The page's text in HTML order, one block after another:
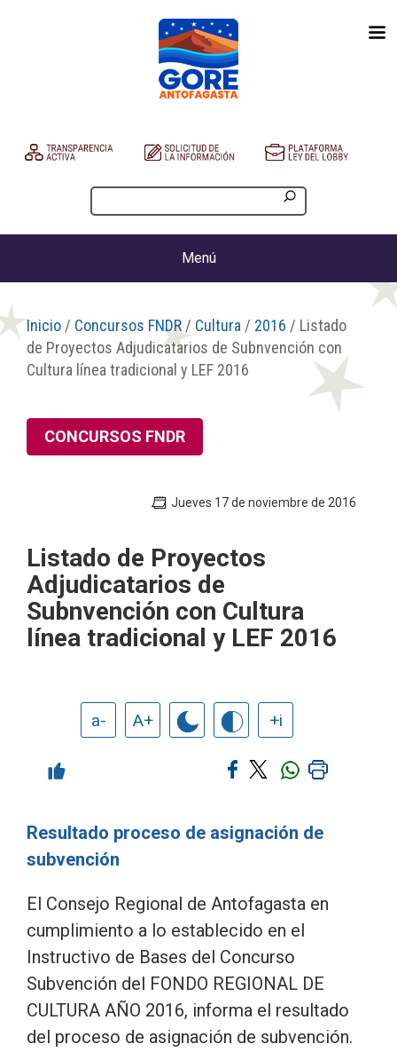
Menú
Inicio / Concursos FNDR / Cultura / 2016 / Listado
de Proyectos Adjudicatarios de Subnvención con
Cultura línea tradicional y LEF 2016
CONCURSOS FNDR
Jueves 17 de noviembre de 2016
Listado de Proyectos
Adjudicatarios de
Subnvención con Cultura
línea tradicional y LEF 2016
a- A+ +i
Resultado proceso de asignación de
subvención
El Consejo Regional de Antofagasta en
cumplimiento a lo establecido en el
Instructivo de Bases del Concurso
Subvención del FONDO REGIONAL DE
CULTURA AÑO 2016, informa el resultado
del proceso de asignación de subvención.